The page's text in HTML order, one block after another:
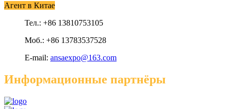
Агент в Китае
Тел.: +86 13810753105
Моб.: +86 13783537528
E-mail: ansaexpo@163.com
Информационные партнёры